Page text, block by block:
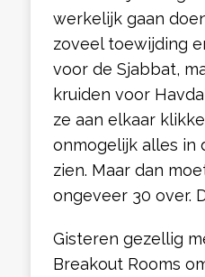
werkelijk gaan
zoveel toewijding
voor de Sjabbat,
kruiden voor
ze aan elkaar
onmogelijk alles in
zien. Maar dan
ongeveer 30 over.
Gisteren gezellig
Breakout Rooms